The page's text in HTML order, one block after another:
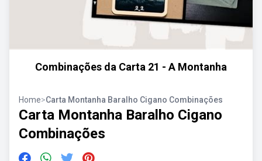
Combinações da Carta 21 - A Montanha
Home>Carta Montanha Baralho Cigano Combinações
Carta Montanha Baralho Cigano
Combinações